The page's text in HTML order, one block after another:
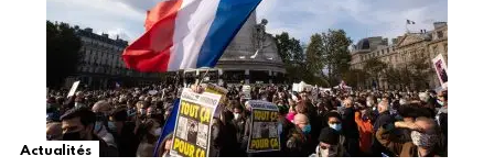
Actualités